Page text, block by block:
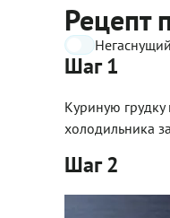
Рецепт
Шаг 1
Куриную
холодильника
Шаг 2